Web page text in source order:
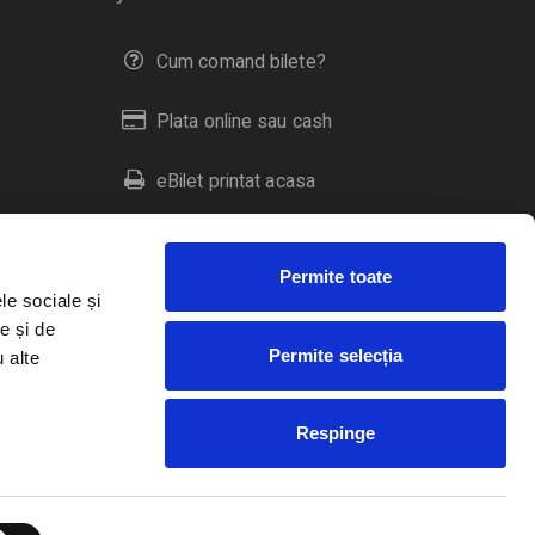
sociale și
și de
alte
Permite toate
Permite selecția
Respinge
Cum comand bilete?
Plata online sau cash
eBilet printat acasa
Livrare prin curier
Duplicare bilete